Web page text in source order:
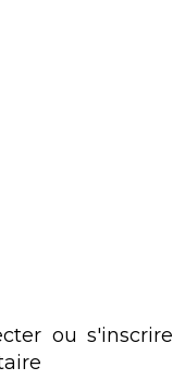
ou s'inscrire